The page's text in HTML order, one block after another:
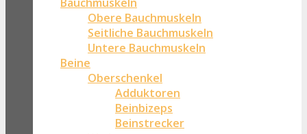
Obere Bauchmuskeln
Seitliche Bauchmuskeln
Untere Bauchmuskeln
Beine
Oberschenkel
Adduktoren
Beinbizeps
Beinstrecker